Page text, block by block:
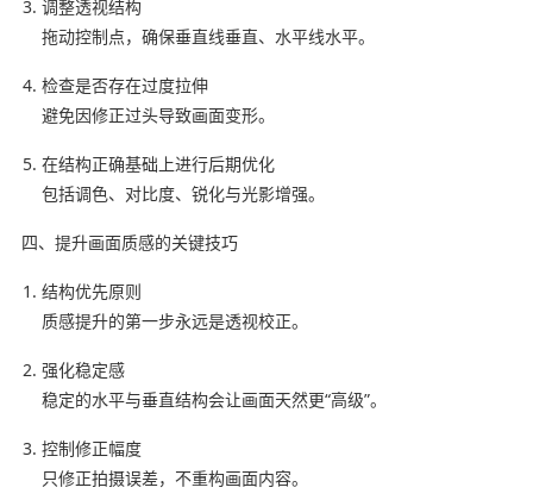
调整透视结构
拖动控制点，确保垂直线垂直、水平线水平。
检查是否存在过度拉伸
避免因修正过头导致画面变形。
在结构正确基础上进行后期优化
包括调色、对比度、锐化与光影增强。
四、提升画面质感的关键技巧
结构优先原则
质感提升的第一步永远是透视校正。
强化稳定感
稳定的水平与垂直结构会让画面天然更“高级”。
控制修正幅度
只修正拍摄误差，不重构画面内容。